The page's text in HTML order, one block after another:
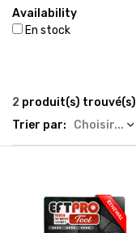
Availability
En stock
2 produit(s) trouvé(s)
Trier par:
Choisir...